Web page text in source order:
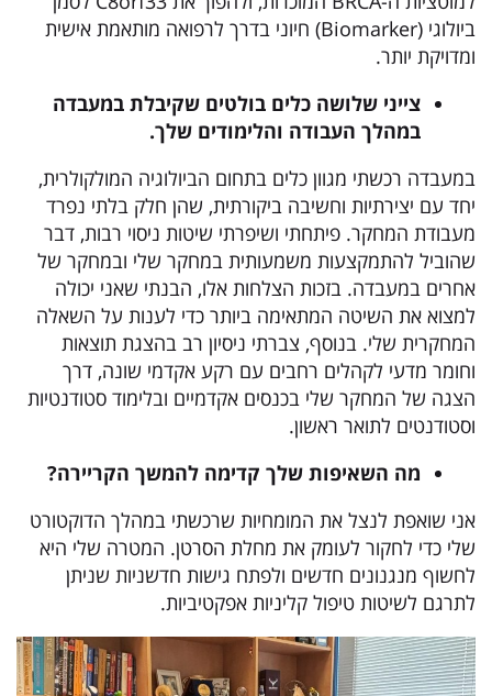
ביולוגי (Biomarker) חיוני בדרך לרפואה מותאמת אישית
ומדויקת יותר.
צייני שלושה כלים בולטים שקיבלת במעבדה
במהלך העבודה והלימודים שלך.
במעבדה רכשתי מגוון כלים בתחום הביולוגיה המולקולרית,
יחד עם יצירתיות וחשיבה ביקורתית, שהן חלק בלתי נפרד
מעבודת המחקר. פיתחתי ושיפרתי שיטות ניסוי רבות, דבר
שהוביל להתמקצעות משמעותית במחקר שלי ובמחקר של
אחרים במעבדה. בזכות הצלחות אלו, הבנתי שאני יכולה
למצוא את השיטה המתאימה ביותר כדי לענות על השאלה
המחקרית שלי. בנוסף, צברתי ניסיון רב בהצגת תוצאות
וחומר מדעי לקהלים רחבים עם רקע אקדמי שונה, דרך
הצגה של המחקר שלי בכנסים אקדמיים ובלימוד סטודנטיות
וסטודנטים לתואר ראשון.
מה השאיפות שלך קדימה להמשך הקריירה?
אני שואפת לנצל את המומחיות שרכשתי במהלך הדוקטורט
שלי כדי לחקור לעומק את מחלת הסרטן. המטרה שלי היא
לחשוף מנגנונים חדשים ולפתח גישות חדשניות שניתן
לתרגם לשיטות טיפול קליניות אפקטיביות.